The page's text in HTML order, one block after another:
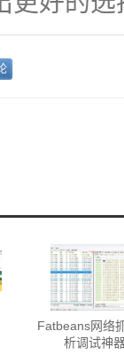
Fatbeans网络
析调试神